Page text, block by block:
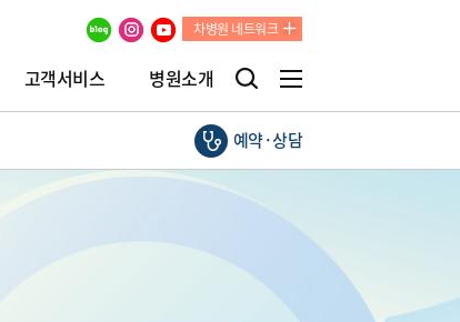
차병원 네트워크
고객서비스 병원소개
예약·상담